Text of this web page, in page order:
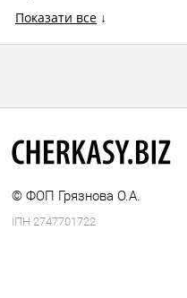
Показати все ↓
© ФОП Грязнова О.А.
ІПН 2747701722